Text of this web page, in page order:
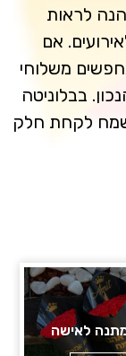
לראות
אם
משלוחי
בבלוניטה
לקחת חלק
לאישה